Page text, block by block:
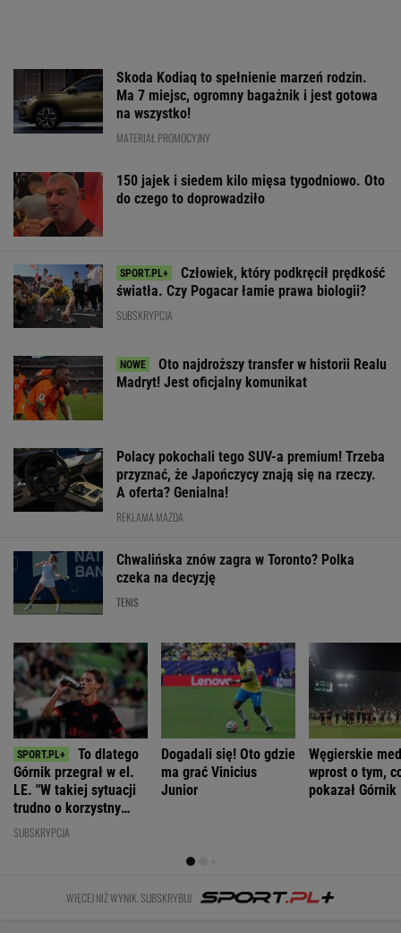
Skoda Kodiaq to spełnienie marzeń rodzin.
Ma 7 miejsc, ogromny bagażnik i jest gotowa
na wszystko!
MATERIAŁ PROMOCYJNY
150 jajek i siedem kilo mięsa tygodniowo. Oto
do czego to doprowadziło
Człowiek, który podkręcił prędkość
światła. Czy Pogacar łamie prawa biologii?
SUBSKRYPCJA
Oto najdroższy transfer w historii Realu
Madryt! Jest oficjalny komunikat
Polacy pokochali tego SUV-a premium! Trzeba
przyznać, że Japończycy znają się na rzeczy.
A oferta? Genialna!
REKLAMA MAZDA
Chwalińska znów zagra w Toronto? Polka
czeka na decyzję
TENIS
To dlatego
Górnik przegrał w el.
LE. "W takiej sytuacji
trudno o korzystny
rezultat"
SUBSKRYPCJA
Dogadali się! Oto gdzie
ma grać Vinicius
Junior
Węgierskie
wprost o tym,
pokazał Górnik
WIĘCEJ NIŻ WYNIK. SUBSKRYBUJ